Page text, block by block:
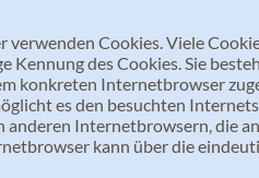
Cookies. Viele
Kennung des Cookies. Sie
konkreten Internetbrowser
es den besuchten
Internetbrowsern, die
kann über die